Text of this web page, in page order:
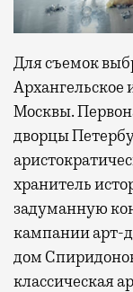
Для съемок
Архангельское
Москвы.
дворцы
хранитель
задуманную
кампании арт-
дом
классическая